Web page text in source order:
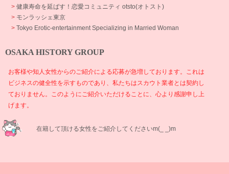
> 健康寿命を延ばす！恋愛コミュニティ otsto(オトスト)
> モンラッシェ東京
> Tokyo Erotic-entertainment Specializing in Married Woman
OSAKA HISTORY GROUP
お客様や知人女性からのご紹介による応募が急増しております。これは
ビジネスの健全性を示すものであり、私たちはスカウト業者とは契約し
ておりません。このようにご紹介いただけることに、心より感謝申し上
げます。
在籍して頂ける女性をご紹介してくださいm(_ _)m